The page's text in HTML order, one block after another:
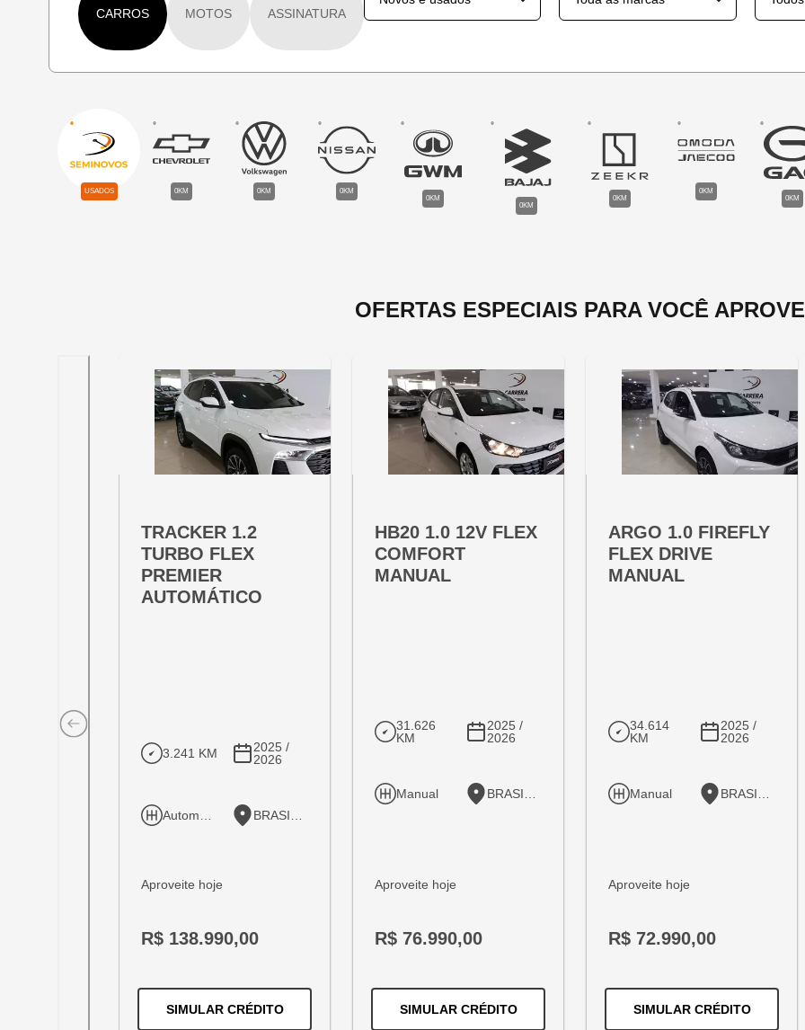
CARROS MOTOS ASSINATURA
USADOS 0KM 0KM
0KM
0KM
0KM
0KM
0KM
0KM
OFERTAS ESPECIAIS PARA VOCÊ
TRACKER 1.2
TURBO FLEX
PREMIER
AUTOMÁTICO
3.241 KM
2025 /
2026
Aproveite hoje
R$ 138.990,00
SIMULAR CRÉDITOPARA O TRACKER 1.2 TURBO FLEX PREMIER AUTOMÁTICO
HB20 1.0 12V FLEX
COMFORT
MANUAL
31.626
KM
2025 /
2026
Manual
Aproveite hoje
R$ 76.990,00
SIMULAR CRÉDITOPARA O HB20 1.0 12V FLEX COMFORT MANUAL
ARGO 1.0 FIREFLY
FLEX DRIVE
MANUAL
34.614
KM
2025 /
2026
Manual
Aproveite hoje
R$ 72.990,00
SIMULAR CRÉDITOPARA O